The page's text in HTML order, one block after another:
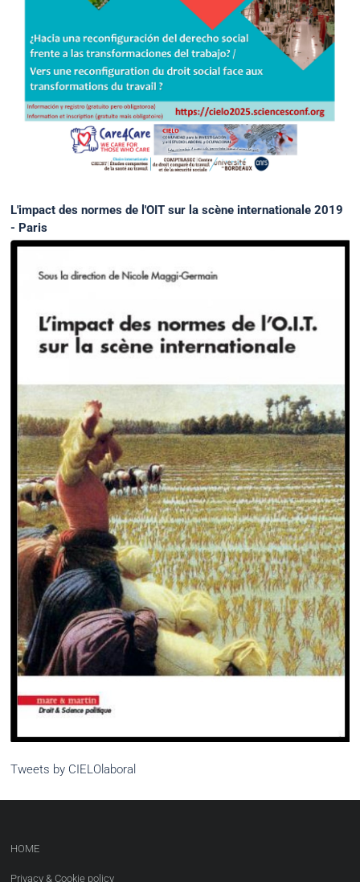
L'impact des normes de l'OIT sur la scène internationale 2019
- Paris
Tweets by CIELOlaboral
HOME
Privacy & Cookie policy